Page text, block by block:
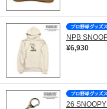
NPB
¥6,930
26